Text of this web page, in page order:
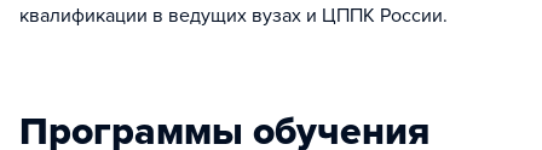
квалификации в ведущих вузах и ЦППК России.
Программы обучения